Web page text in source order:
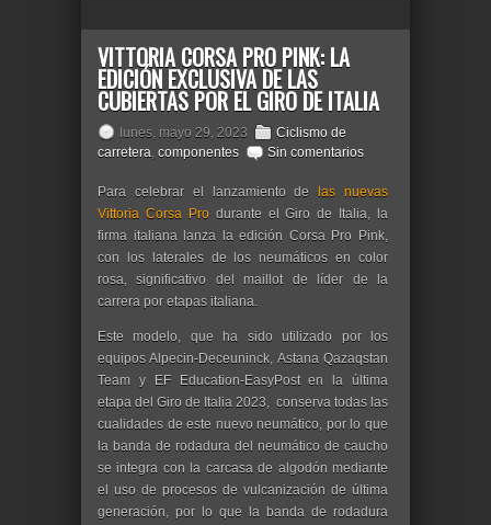
VITTORIA CORSA PRO PINK: LA
EDICIÓN EXCLUSIVA DE LAS
CUBIERTAS POR EL GIRO DE ITALIA
lunes, mayo 29, 2023
Ciclismo de
carretera, componentes Sin comentarios
Para celebrar el lanzamiento de
las nuevas
Vittoria Corsa Produrante el Giro de Italia, la
firma italiana lanza la edición Corsa Pro Pink,
con los laterales de los neumáticos en color
rosa, significativo del maillot de líder de la
carrera por etapas italiana.
Este modelo, que ha sido utilizado por los
equipos Alpecin-Deceuninck, Astana Qazaqstan
Team y EF Education-EasyPost en la última
etapa del Giro de Italia 2023, conserva todas las
cualidades de este nuevo neumático, por lo que
la banda de rodadura del neumático de caucho
se integra con la carcasa de algodón mediante
el uso de procesos de vulcanización de última
generación, por lo que la banda de rodadura